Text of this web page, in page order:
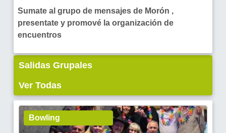
Sumate al grupo de mensajes de Morón ,
presentate y promové la organización de
encuentros
Salidas Grupales
Ver Todas
Bowling